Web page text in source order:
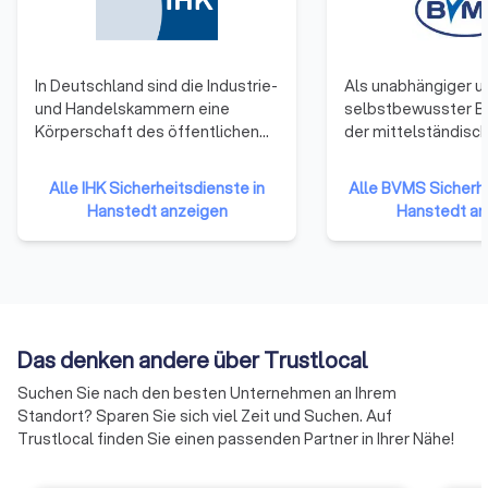
In Deutschland sind die Industrie-
und Handelskammern eine
Körperschaft des öffentlichen
Unternehmen einer Region. Alle
Gewerbetreibenden und
Unternehmen mit Ausnahme
reiner Handwerksunternehmen,
an.
Alle IHK Sicherheitsdienste in
Hanstedt anzeigen
Als unabhängiger
selbstbewusster
der
Deutschland
unserer Gründung
erfolgreich
und wirtschaftliche
maßgeblich
sorgen für
Lösungsansätze
kritischen und
Alle BVMS
Hanstedt
Das denken andere über Trustlocal
Suchen Sie nach den besten Unternehmen an Ihrem
Standort? Sparen Sie sich viel Zeit und Suchen. Auf
Trustlocal finden Sie einen passenden Partner in Ihrer Nähe!